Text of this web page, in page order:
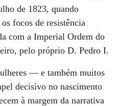
de 1823, quando
focos de resistência
com a Imperial Ordem do
pelo próprio D. Pedro I.
­— e também muitos
decisivo no nascimento
à margem da narrativa